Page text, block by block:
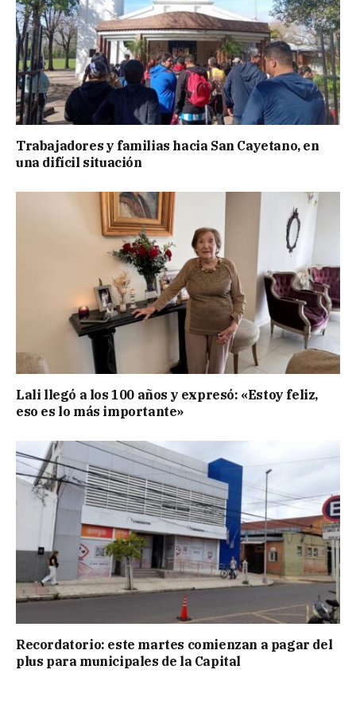
Trabajadores y familias hacia San Cayetano, en
una difícil situación
Lali llegó a los 100 años y expresó: «Estoy feliz,
eso es lo más importante»
Recordatorio: este martes comienzan a pagar del
plus para municipales de la Capital